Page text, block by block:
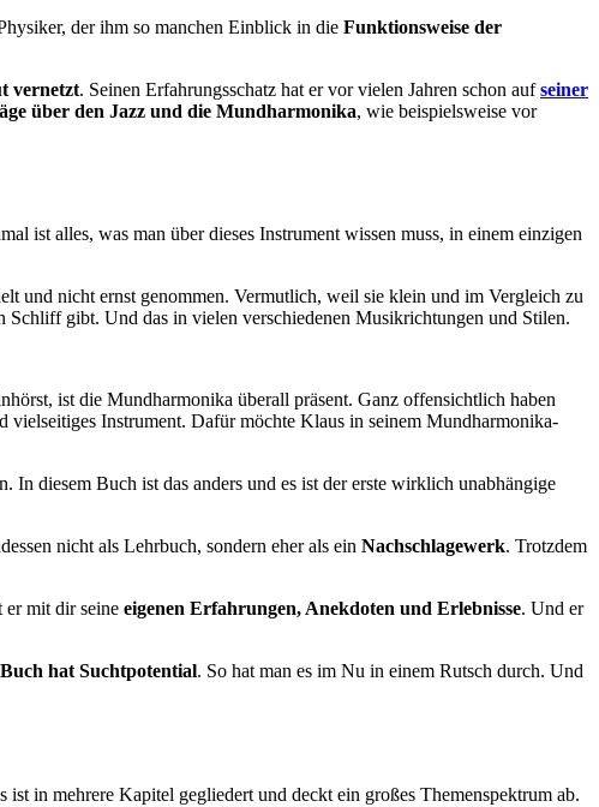
der ihm so manchen Einblick in die Funktionsweise der
vernetzt. Seinen Erfahrungsschatz hat er vor vielen Jahren schon aufseiner
über den Jazz und die Mundharmonika, wie beispielsweise vor
ist alles, was man über dieses Instrument wissen muss, in einem einzigen
und nicht ernst genommen. Vermutlich, weil sie klein und im Vergleich zu
Schliff gibt. Und das in vielen verschiedenen Musikrichtungen und Stilen.
ist die Mundharmonika überall präsent. Ganz offensichtlich haben
Instrument. Dafür möchte Klaus in seinem Mundharmonika-
In diesem Buch ist das anders und es ist der erste wirklich unabhängige
nicht als Lehrbuch, sondern eher als ein Nachschlagewerk. Trotzdem
er mit dir seine eigenen Erfahrungen, Anekdoten und Erlebnisse. Und er
Buch hat Suchtpotential. So hat man es im Nu in einem Rutsch durch. Und
ist in mehrere Kapitel gegliedert und deckt ein großes Themenspektrum ab.